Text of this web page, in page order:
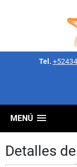
Tel.
MENÚ
Detalles